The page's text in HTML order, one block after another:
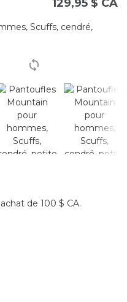
les
694
Lien
129,95 $ CA
de 100 $ CA.